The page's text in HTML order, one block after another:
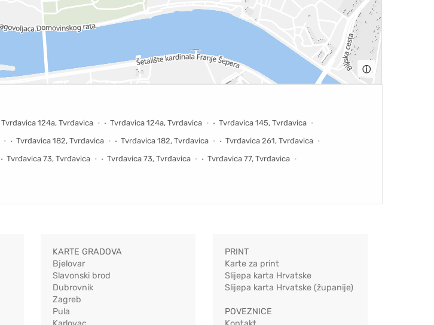
ⓘ
Tvrđavica 124a, Tvrđavica Tvrđavica 124a, Tvrđavica
Tvrđavica 145, Tvrđavica
Tvrđavica 182, Tvrđavica Tvrđavica 182, Tvrđavica
Tvrđavica 261, Tvrđavica
Tvrđavica 73, Tvrđavica Tvrđavica 73, Tvrđavica
Tvrđavica 77, Tvrđavica
KARTE GRADOVA
Bjelovar
Slavonski brod
Dubrovnik
Zagreb
Pula
PRINT
Karte za print
Slijepa karta Hrvatske
Slijepa karta Hrvatske (županije)
POVEZNICE